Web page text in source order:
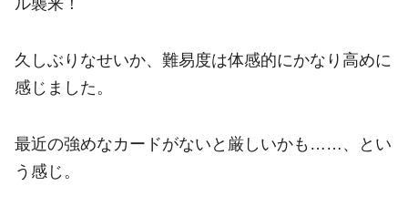
久しぶりなせいか、難易度は体感的にかなり高めに
感じました。
最近の強めなカードがないと厳しいかも……、とい
う感じ。